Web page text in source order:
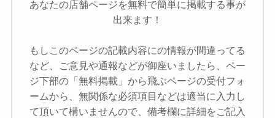
あなたの店舗ページを無料で簡単に掲載する事が
出来ます！
もしこのページの記載内容にの情報が間違ってる
など、ご意見や通報などが御座いましたら、ペー
ジ下部の「無料掲載」から飛ぶページの受付フォ
ームから、無関係な必須項目などは適当に入力し
て頂いて構いませんので、備考欄に詳細をご記入